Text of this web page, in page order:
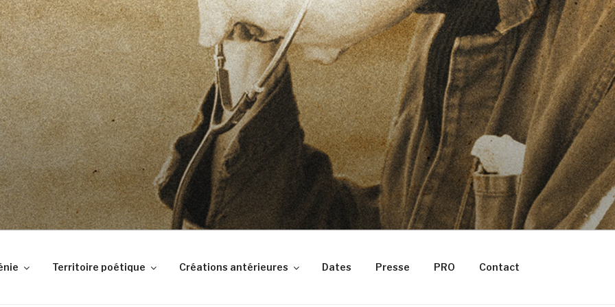
BABIOLES
Territoire poétique Créations antérieures Dates Presse PRO Contact